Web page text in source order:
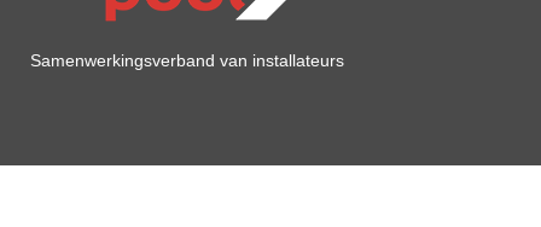
Samenwerkingsverband van installateurs